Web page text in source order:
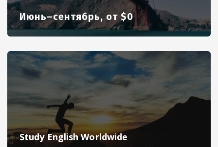
Июнь–сентябрь, от $0
Study English Worldwide